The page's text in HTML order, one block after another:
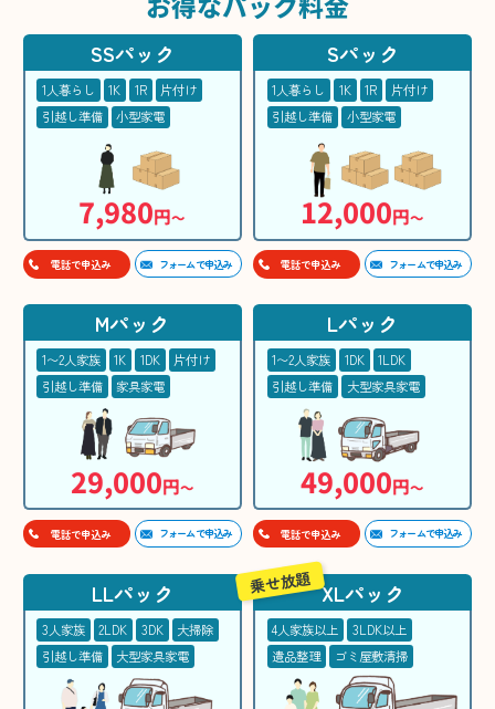
SSパック
1人暮らし 1K 1R
片付け
引越し準備
小型家電
7,980円〜
電話で申込み フォームで申込み
Sパック
1人暮らし 1K 1R
片付け
引越し準備
小型家電
12,000円〜
電話で申込み フォームで申込み
Mパック
1〜2人家族 1K 1DK
片付け
引越し準備
家具家電
29,000円〜
電話で申込み フォームで申込み
Lパック
1〜2人家族 1DK
1LDK
引越し準備
大型家具家電
49,000円〜
電話で申込み フォームで申込み
LLパック
3人家族 2LDK 3DK
大掃除
引越し準備
大型家具家電
XLパック
4人家族以上
3LDK以上
遺品整理
ゴミ屋敷清掃
乗せ放題